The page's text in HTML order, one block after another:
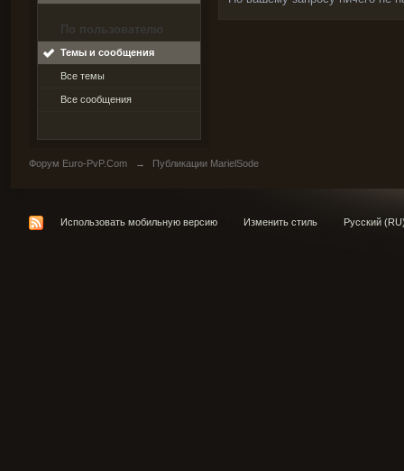
По пользователю
Темы и сообщения
Все темы
Все сообщения
Форум Euro-PvP.Com → Публикации MarielSode
Использовать мобильную версию Изменить стиль Русский